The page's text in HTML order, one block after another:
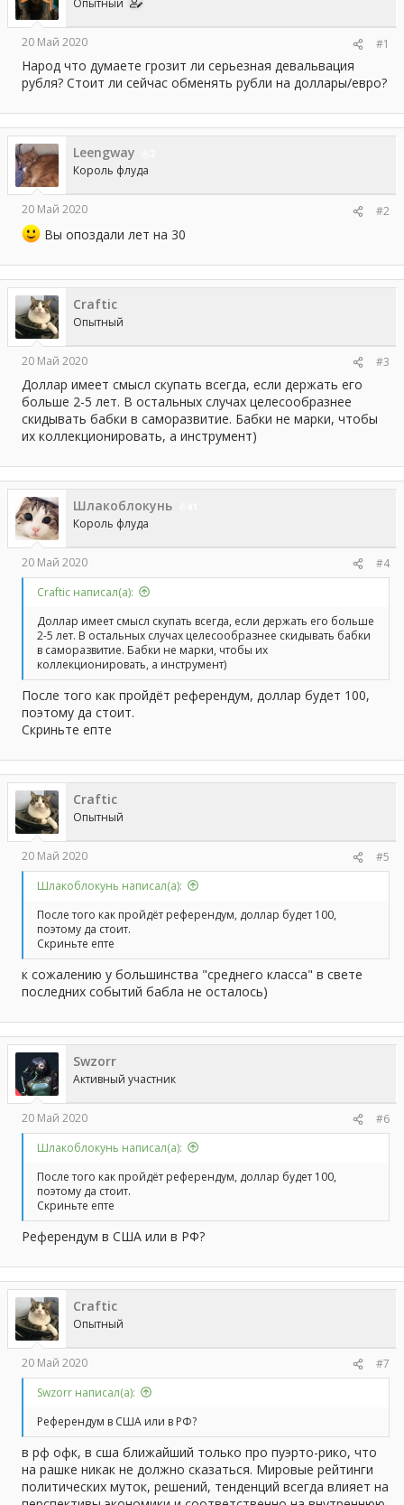
ы
а
Опытный
20 Май 2020 #1
Народ что думаете грозит ли серьезная девальвация
рубля? Стоит ли сейчас обменять рубли на доллары/евро?
Leengway
Король флуда
20 Май 2020 #2
Вы опоздали лет на 30
Craftic
Опытный
20 Май 2020 #3
Доллар имеет смысл скупать всегда, если держать его
больше 2-5 лет. В остальных случах целесообразнее
скидывать бабки в саморазвитие. Бабки не марки, чтобы
их коллекционировать, а инструмент)
Шлакоблокунь
Король флуда
20 Май 2020
#4
Craftic написал(а):
Доллар имеет смысл скупать всегда, если держать его больше
2-5 лет. В остальных случах целесообразнее скидывать бабки
в саморазвитие. Бабки не марки, чтобы их
коллекционировать, а инструмент)
После того как пройдёт референдум, доллар будет 100,
поэтому да стоит.
Скриньте епте
Craftic
Опытный
20 Май 2020
#5
Шлакоблокунь написал(а):
После того как пройдёт референдум, доллар будет 100,
поэтому да стоит.
Скриньте епте
к сожалению у большинства "среднего класса" в свете
последних событий бабла не осталось)
Swzorr
Активный участник
20 Май 2020
#6
Шлакоблокунь написал(а):
После того как пройдёт референдум, доллар будет 100,
поэтому да стоит.
Скриньте епте
Референдум в США или в РФ?
Craftic
Опытный
20 Май 2020
#7
Swzorr написал(а):
Референдум в США или в РФ?
в рф офк, в сша ближайший только про пуэрто-рико, что
на рашке никак не должно сказаться. Мировые рейтинги
политических муток, решений, тенденций всегда влияет на